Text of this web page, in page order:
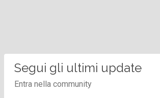
Segui gli ultimi update
Entra nella community